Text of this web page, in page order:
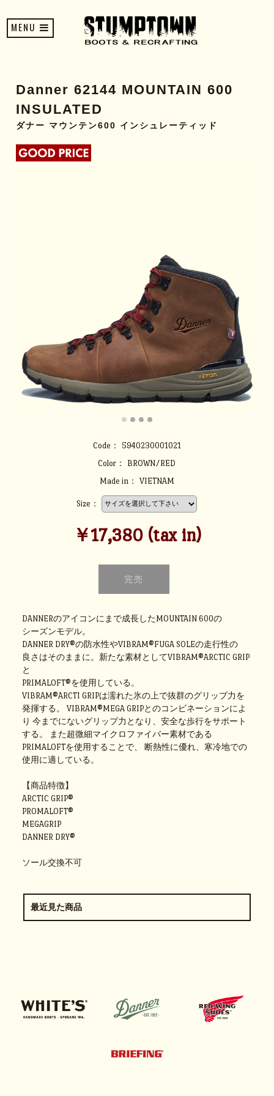
MENU
Danner 62144 MOUNTAIN 600
INSULATED
ダナー マウンテン600 インシュレーティッド
Code：
5940230001021
Color：
BROWN/RED
Made in：
VIETNAM
Size：
￥17,380 (tax in)
DANNERのアイコンにまで成長したMOUNTAIN 600の
シーズンモデル。
DANNER DRY®の防水性やVIBRAM®FUGA SOLEの走行性の
良さはそのままに。新たな素材としてVIBRAM®ARCTIC GRIP
と
PRIMALOFT®を使用している。
VIBRAM®ARCTI GRIPは濡れた氷の上で抜群のグリップ力を
発揮する。 VIBRAM®MEGA GRIPとのコンビネーションによ
り 今までにないグリップ力となり、安全な歩行をサポート
する。 また超微細マイクロファイバー素材である
PRIMALOFTを使用することで、 断熱性に優れ、寒冷地での
使用に適している。
【商品特徴】
ARCTIC GRIP®
PROMALOFT®
MEGAGRIP
DANNER DRY®
ソール交換不可
最近見た商品